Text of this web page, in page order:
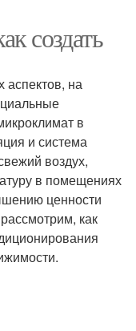
создать
на
в
и система
воздух,
в помещениях
ценности
как